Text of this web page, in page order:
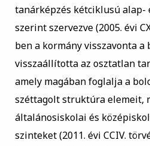
tanárképzés kétciklusú alap-
szerint szervezve (2005. évi
ben a kormány visszavonta
visszaállította az osztatlan
amely magában foglalja a
széttagolt struktúra elemeit,
általánosiskolai és
szinteket (2011. évi CCIV.